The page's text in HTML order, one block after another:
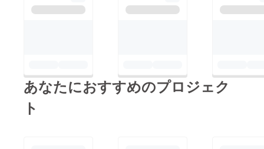
あなたにおすすめのプロジェク
ト